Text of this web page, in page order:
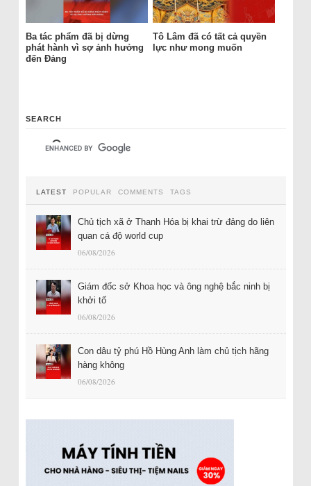
Ba tác phẩm đã bị dừng
phát hành vì sợ ảnh hưởng
đến Đảng
Tô Lâm đã có tất cả quyền
lực như mong muốn
SEARCH
LATEST POPULAR COMMENTS TAGS
Chủ tịch xã ở Thanh Hóa bị khai trừ đảng do liên
quan cá độ world cup
06/08/2026
Giám đốc sở Khoa học và ông nghệ bắc ninh bị
khởi tố
06/08/2026
Con dâu tỷ phú Hồ Hùng Anh làm chủ tịch hãng
hàng không
06/08/2026